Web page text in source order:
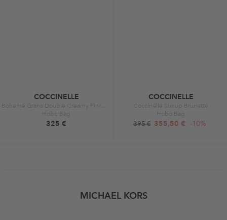
COCCINELLE
Hobo Bag
325 €
COCCINELLE
Coccinelle Sunup Brunette
Hobo Bag
395 € 355,50 € -10%
MICHAEL KORS